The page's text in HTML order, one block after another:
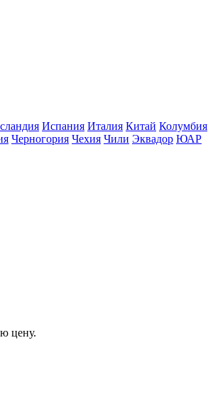
Испания Италия Китай Колумбия
Черногория Чехия Чили Эквадор ЮАР
цену.